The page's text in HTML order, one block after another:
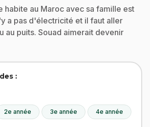
habite au Maroc avec sa famille est
a pas d'électricité et il faut aller
au puits. Souad aimerait devenir
:
2e année 3e année 4e année